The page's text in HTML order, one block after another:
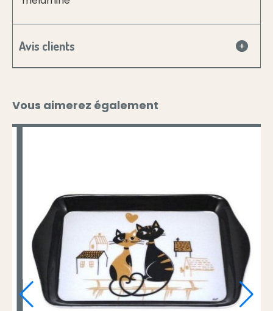
Avis clients
Vous aimerez également